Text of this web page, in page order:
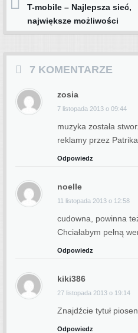
Post
T-mobile – Najlepsza sieć,
największe możliwości
7 KOMENTARZE
zosia
7 listopada 2013 o 09:44
muzyka została
reklamy przez
Odpowiedz
noelle
11 listopada 2013 o 12:58
cudowna, powinna
Chciałabym pełną
Odpowiedz
kiki386
27 listopada 2013 o 19:14
Znajdźcie tytuł
Odpowiedz